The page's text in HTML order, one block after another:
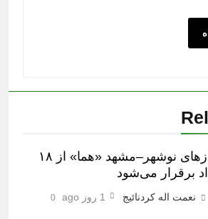
پروازهای نوشهر–مشهد «هما» از ۱۸
برقرار می‌شود
نعمت اله کردنائیج 1 روز ago 0